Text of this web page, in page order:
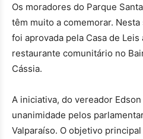
Os moradores do Parque
têm muito a comemorar.
foi aprovada pela Casa de Leis
restaurante comunitário no
Cássia.
A iniciativa, do vereador
unanimidade pelos
Valparaíso. O objetivo